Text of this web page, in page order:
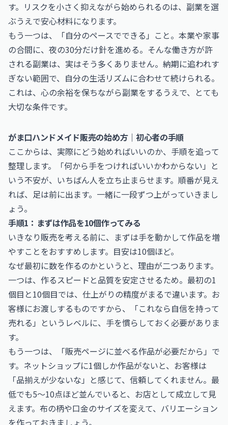
す。リスクを小さく抑えながら始められるのは、副業を選
ぶうえで安心材料になります。
もう一つは、「自分のペースでできる」こと。本業や家事
の合間に、夜の30分だけ針を進める。そんな働き方が許
される副業は、実はそう多くありません。納期に追われす
ぎない範囲で、自分の生活リズムに合わせて続けられる。
これは、心の余裕を保ちながら副業をするうえで、とても
大切な条件です。
がま口ハンドメイド販売の始め方｜初心者の手順
ここからは、実際にどう始めればいいのか、手順を追って
整理します。「何から手をつければいいかわからない」と
いう不安が、いちばん人を立ち止まらせます。順番が見え
れば、足は前に出ます。一緒に一段ずつ上がっていきまし
ょう。
手順1：まずは作品を10個作ってみる
いきなり販売を考える前に、まずは手を動かして作品を増
やすことをおすすめします。目安は10個ほど。
なぜ最初に数を作るのかというと、理由が二つあります。
一つは、作るスピードと品質を安定させるため。最初の1
個目と10個目では、仕上がりの精度がまるで違います。お
客様にお渡しするものですから、「これなら自信を持って
売れる」というレベルに、手を慣らしておく必要がありま
す。
もう一つは、「販売ページに並べる作品が必要だから」で
す。ネットショップに1個しか作品がないと、お客様は
「品揃えが少ないな」と感じて、信頼してくれません。最
低でも5〜10点ほど並んでいると、お店として成立して見
えます。布の柄や口金のサイズを変えて、バリエーション
を作っておきましょう。